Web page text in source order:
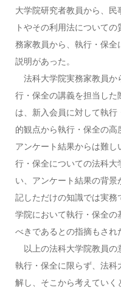
大学院研究者教員から、
トやその利用法について
務家教員から、執行・保
説明があった。
法科大学院実務家教員か
行・保全の講義を担当した
は、新入会員に対して執
的観点から執行・保全の
アンケート結果からは難
行・保全についての法科大
い、アンケート結果の背
記しただけの知識では実務
学院において執行・保全の
べきであるとの指摘もされ
以上の法科大学院教員の
執行・保全に限らず、法科
解し、そこから考えていく